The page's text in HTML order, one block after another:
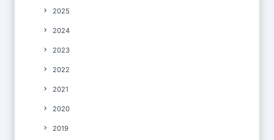
2025
2024
2023
2022
2021
2020
2019